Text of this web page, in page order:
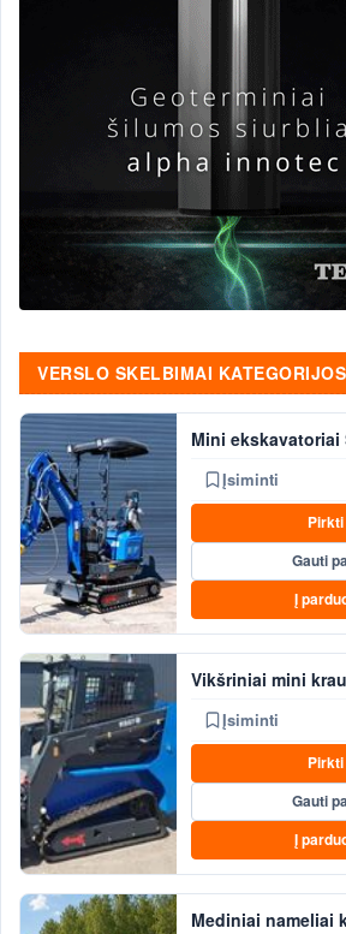
VERSLO SKELBIMAI
Mini
Įsiminti
Gauti
Į
Vikšriniai mini
Įsiminti
Gauti
Į
Mediniai nameliai